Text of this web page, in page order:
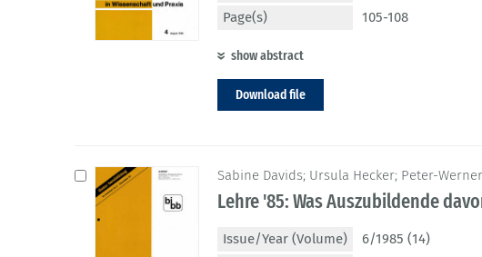
Page(s)
105-108
show abstract
Download file
Sabine Davids; Ursula Hecker; Peter-
Lehre '85: Was Auszubildende
Issue/Year (Volume)
6/1985 (14)